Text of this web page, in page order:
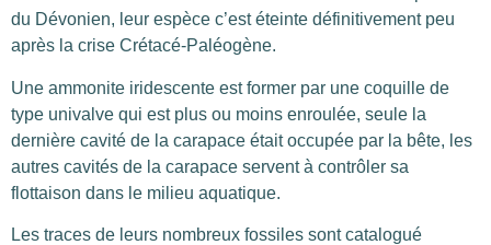
du Dévonien, leur espèce c’est éteinte définitivement peu
après la crise Crétacé-Paléogène.
Une ammonite iridescente est former par une coquille de
type univalve qui est plus ou moins enroulée, seule la
dernière cavité de la carapace était occupée par la bête, les
autres cavités de la carapace servent à contrôler sa
flottaison dans le milieu aquatique.
Les traces de leurs nombreux fossiles sont catalogué